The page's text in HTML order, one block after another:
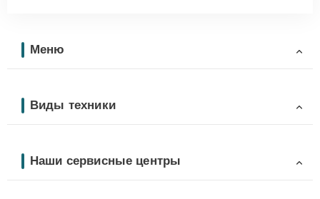
Меню
Виды техники
Наши сервисные центры